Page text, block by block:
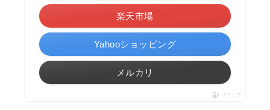
楽天市場
Yahooショッピング
メルカリ
ポチップ